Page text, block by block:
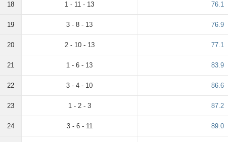
18 1 - 11 - 13 76.1
19 3 - 8 - 13 76.9
20 2 - 10 - 13 77.1
21 1 - 6 - 13 83.9
22 3 - 4 - 10 86.6
23 1 - 2 - 3 87.2
24 3 - 6 - 11 89.0